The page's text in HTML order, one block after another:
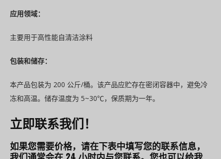
应用领域：
主要用于高性能自清洁涂料
包装和储存：
本产品包装为 200 公斤/桶。该产品应贮存在密闭容器中，避免冷
冻和高温。储存温度为 5~30℃，保质期为一年。
立即联系我们！
如果您需要价格，请在下表中填写您的联系信息，
我们通常会在 24 小时内与您联系。您也可以给我